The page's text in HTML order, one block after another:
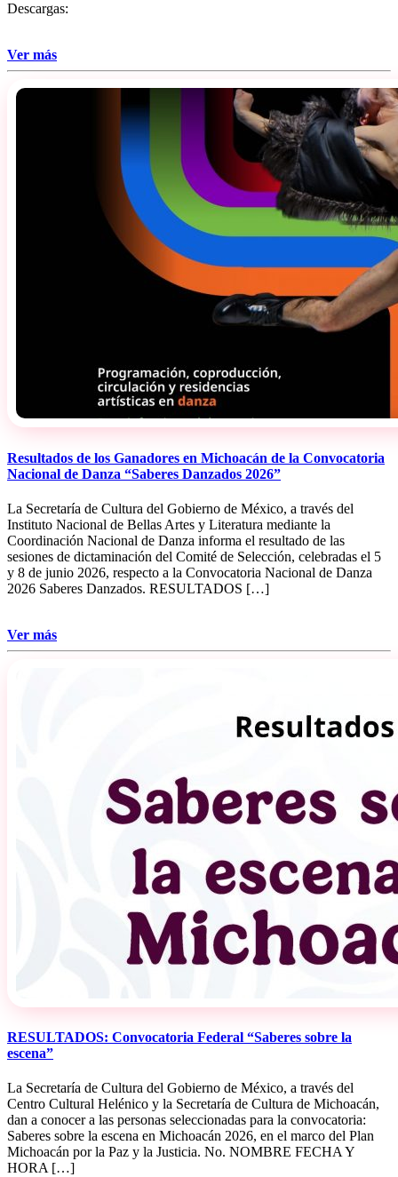
Descargas:
Ver más
Resultados de los Ganadores en Michoacán de la Convocatoria
Nacional de Danza “Saberes Danzados 2026”
La Secretaría de Cultura del Gobierno de México, a través del
Instituto Nacional de Bellas Artes y Literatura mediante la
Coordinación Nacional de Danza informa el resultado de las
sesiones de dictaminación del Comité de Selección, celebradas el 5
y 8 de junio 2026, respecto a la Convocatoria Nacional de Danza
2026 Saberes Danzados. RESULTADOS […]
Ver más
RESULTADOS: Convocatoria Federal “Saberes sobre la
escena”
La Secretaría de Cultura del Gobierno de México, a través del
Centro Cultural Helénico y la Secretaría de Cultura de Michoacán,
dan a conocer a las personas seleccionadas para la convocatoria:
Saberes sobre la escena en Michoacán 2026, en el marco del Plan
Michoacán por la Paz y la Justicia. No. NOMBRE FECHA Y
HORA […]